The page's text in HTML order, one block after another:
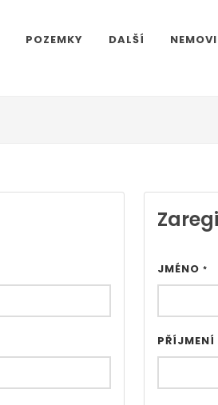
POZEMKY DALŠÍ
JMÉNO *
PŘÍJMENÍ